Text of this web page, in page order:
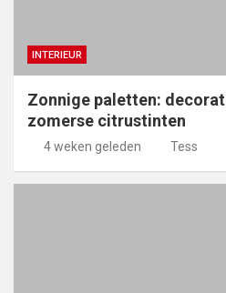
INTERIEUR
Zonnige paletten:
zomerse citrustinten
4 weken geleden Tess